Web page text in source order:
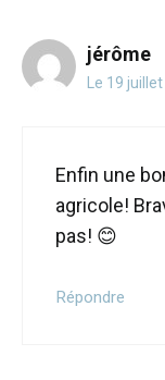
jérôme
Le 19
Enfin une
agricole!
pas! 😊
Répondre